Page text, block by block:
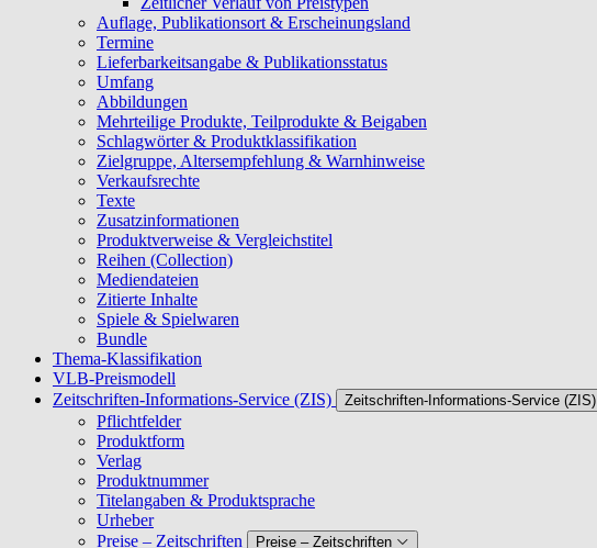
Auflage, Publikationsort & Erscheinungsland
Termine
Lieferbarkeitsangabe & Publikationsstatus
Umfang
Abbildungen
Mehrteilige Produkte, Teilprodukte & Beigaben
Schlagwörter & Produktklassifikation
Zielgruppe, Altersempfehlung & Warnhinweise
Verkaufsrechte
Texte
Zusatzinformationen
Produktverweise & Vergleichstitel
Reihen (Collection)
Mediendateien
Zitierte Inhalte
Spiele & Spielwaren
Bundle
Thema-Klassifikation
VLB-Preismodell
Zeitschriften-Informations-Service (ZIS)
Zeitschriften-Informations-Service (ZIS)
Pflichtfelder
Produktform
Verlag
Produktnummer
Titelangaben & Produktsprache
Urheber
Preise – Zeitschriften
Preise – Zeitschriften